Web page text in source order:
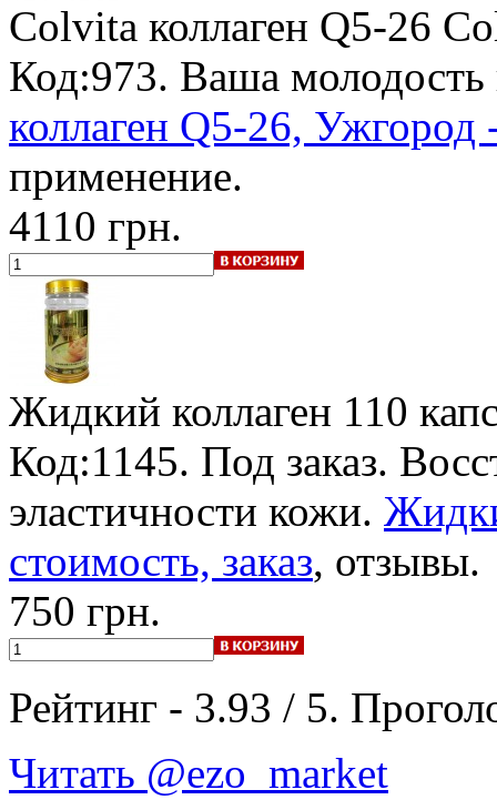
Colvita коллаген Q5-26
Код:973. Ваша молодость
коллаген Q5-26, Ужгород
применение.
4110 грн.
Жидкий коллаген 110
Код:1145. Под заказ.
эластичности кожи.
стоимость, заказ, отзывы.
750 грн.
Рейтинг - 3.93 / 5.
Читать @ezo_market